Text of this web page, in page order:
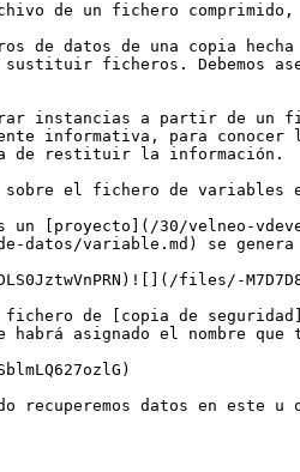
de un fichero
de datos de una copia
sustituir ficheros. Debemos
instancias a partir de un
informativa, para
de restituir la información.
sobre el fichero de variables
un [proyecto](/30/velneo-
datos/variable.md) se
files/-
de [copia de
habrá asignado el nombre